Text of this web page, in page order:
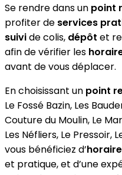
Se rendre dans un point
profiter de services
suivide colis, dépôt et
afin de vérifier les
avant de vous déplacer.
En choisissant un point
Le Fossé Bazin, Les
Couture du Moulin, Le
Les Néfliers, Le Pressoir,
vous bénéficiez d’
et pratique, et d’une